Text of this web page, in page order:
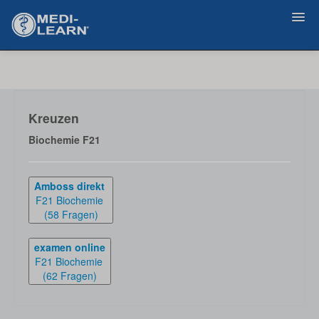
Login
Kreuzen
Biochemie F21
Amboss direkt
F21 Biochemie
(58 Fragen)
examen online
F21 Biochemie
(62 Fragen)